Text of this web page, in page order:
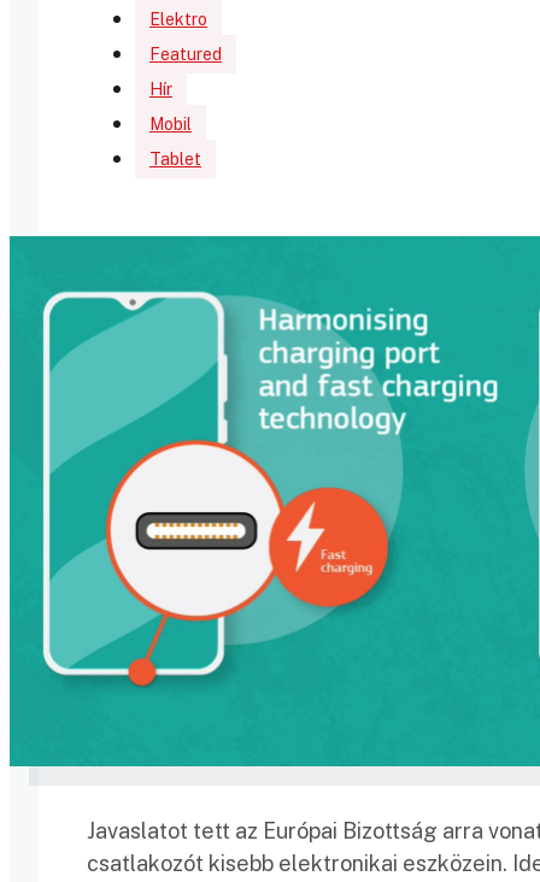
Elektro
Featured
Hír
Mobil
Tablet
Javaslatot tett az Európai Bizottság arra
csatlakozót kisebb elektronikai eszközein.